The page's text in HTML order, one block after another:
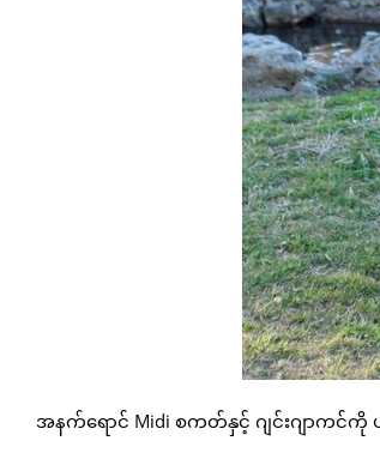
အနက်ရောင် Midi စကတ်နှင့် ဂျင်းဂျာကင်ကို